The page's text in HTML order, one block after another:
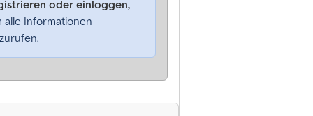
oder einloggen,
alle Informationen